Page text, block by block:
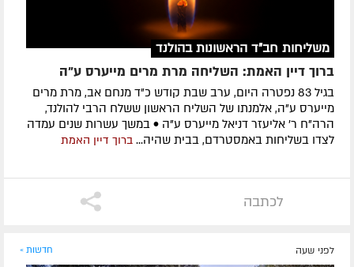
משליחות חב"ד הראשונות בהולנד
ברוך דיין האמת: השליחה מרת מרים מייערס ע"ה
בגיל 83 נפטרה היום, ערב שבת קודש כ"ד מנחם אב, מרת מרים
מייערס ע"ה, אלמנתו של השליח הראשון ששלח הרבי להולנד,
הרה"ח ר' אליעזר דניאל מייערס ע"ה • במשך עשרות שנים עמדה
לצדו בשליחות באמסטרדם, בבית שהיה... ברוך דיין האמת
לכתבה
לפני שעה חדשות »